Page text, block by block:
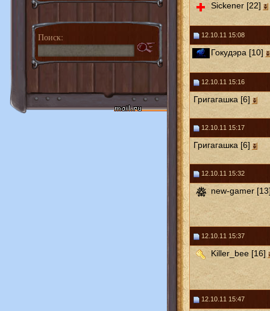
Поиск:
Sickener [22]
12.10.11 15:08
Гокудэра [10]
12.10.11 15:16
Григагашка [6]
12.10.11 15:17
Григагашка [6]
12.10.11 15:32
new-gamer
12.10.11 15:37
Killer_bee [16]
12.10.11 15:47